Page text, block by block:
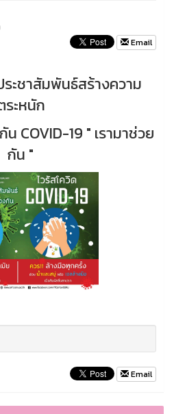
Email
ะชาสัมพันธ์สร้างความ
ระหนัก
COVID-19 " เรามาช่วย
กัน "
Email